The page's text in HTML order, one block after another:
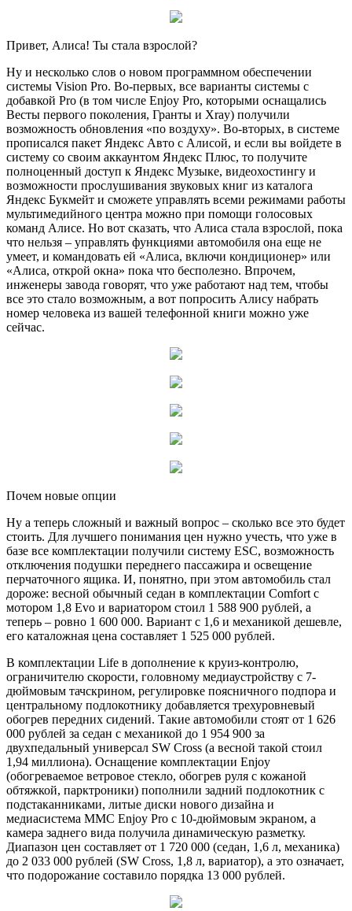
Привет, Алиса! Ты стала взрослой?
Ну и несколько слов о новом программном обеспечении
системы Vision Pro. Во-первых, все варианты системы с
добавкой Pro (в том числе Enjoy Pro, которыми оснащались
Весты первого поколения, Гранты и Xray) получили
возможность обновления «по воздуху». Во-вторых, в системе
прописался пакет Яндекс Авто с Алисой, и если вы войдете в
систему со своим аккаунтом Яндекс Плюс, то получите
полноценный доступ к Яндекс Музыке, видеохостингу и
возможности прослушивания звуковых книг из каталога
Яндекс Букмейт и сможете управлять всеми режимами работы
мультимедийного центра можно при помощи голосовых
команд Алисе. Но вот сказать, что Алиса стала взрослой, пока
что нельзя – управлять функциями автомобиля она еще не
умеет, и командовать ей «Алиса, включи кондиционер» или
«Алиса, открой окна» пока что бесполезно. Впрочем,
инженеры завода говорят, что уже работают над тем, чтобы
все это стало возможным, а вот попросить Алису набрать
номер человека из вашей телефонной книги можно уже
сейчас.
Почем новые опции
Ну а теперь сложный и важный вопрос – сколько все это будет
стоить. Для лучшего понимания цен нужно учесть, что уже в
базе все комплектации получили систему ESC, возможность
отключения подушки переднего пассажира и освещение
перчаточного ящика. И, понятно, при этом автомобиль стал
дороже: весной ​​обычный седан в комплектации Comfort с
мотором 1,8 Evo и вариатором стоил 1 588 900 рублей, а
теперь – ровно 1 600 000. Вариант с 1,6 и механикой дешевле,
его каталожная цена составляет 1 525 000 рублей.
В комплектации Life в дополнение к круиз-контролю,
ограничителю скорости, головному медиаустройству с 7-
дюймовым тачскрином, регулировке поясничного подпора и
центральному подлокотнику добавляется трехуровневый
обогрев передних сидений. Такие автомобили стоят от 1 626
000 рублей за седан с механикой до 1 954 900 за
двухпедальный универсал SW Cross (а весной такой стоил
1,94 миллиона). Оснащение комплектации Enjoy
(обогреваемое ветровое стекло, обогрев руля с кожаной
обтяжкой, парктроники) пополнили задний подлокотник с
подстаканниками, литые диски нового дизайна и
медиасистема MMC Enjoy Pro c 10-дюймовым экраном, а
камера заднего вида получила динамическую разметку.
Диапазон цен составляет от 1 720 000 (седан, 1,6 л, механика)
до 2 033 000 рублей (SW Cross, 1,8 л, вариатор), а это означает,
что подорожание составило порядка 13 000 рублей.